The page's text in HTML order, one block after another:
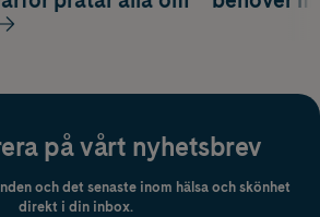
på vårt nyhetsbrev
och det senaste inom hälsa och skönhet
direkt i din inbox.